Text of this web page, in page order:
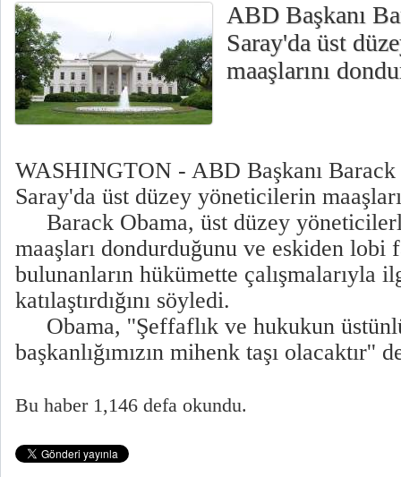
ABD Başkanı
Saray'da üst
maaşlarını
WASHINGTON - ABD Başkanı Barack
Saray'da üst düzey yöneticilerin
Barack Obama, üst düzey
maaşları dondurduğunu ve eskiden lobi
bulunanların hükümette çalışmalarıyla
katılaştırdığını söyledi.
Obama, ''Şeffaflık ve hukukun
başkanlığımızın mihenk taşı olacaktır''
Bu haber 1,146 defa okundu.